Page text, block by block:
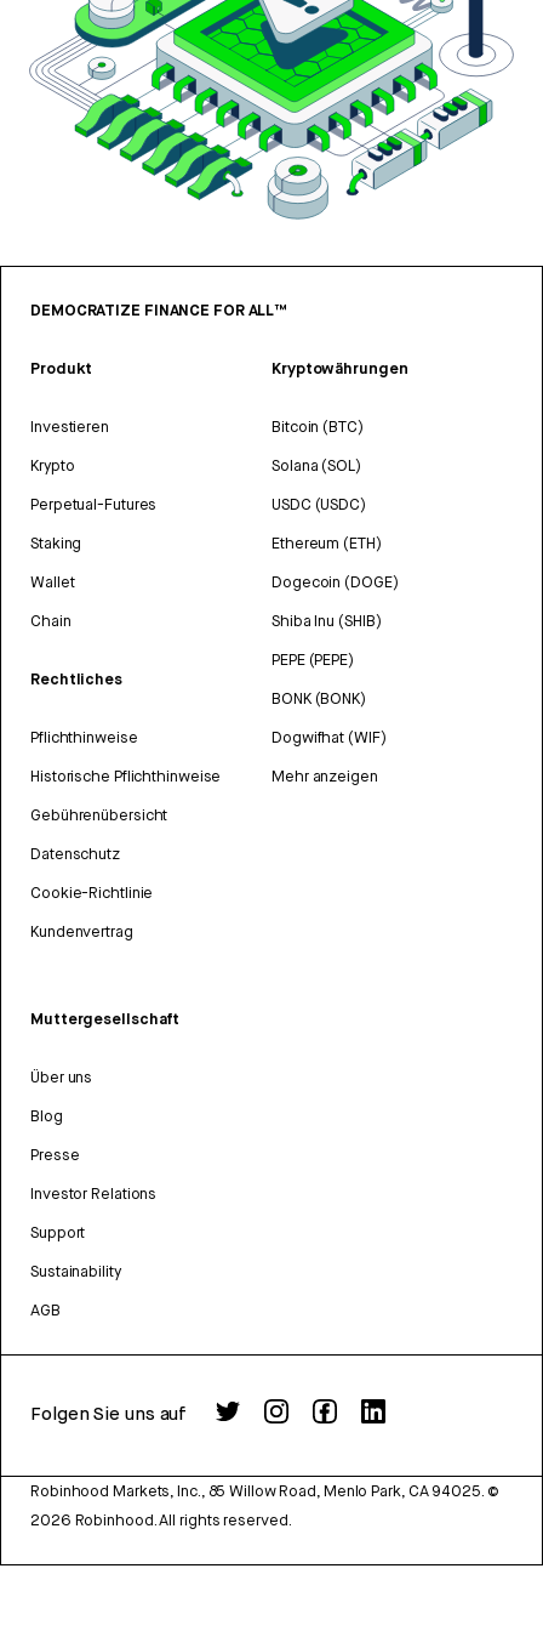
DEMOCRATIZE FINANCE FOR ALL™
Produkt
Investieren
Krypto
Perpetual-Futures
Staking
Wallet
Chain
Rechtliches
Pflichthinweise
Historische Pflichthinweise
Gebührenübersicht
Datenschutz
Cookie-Richtlinie
Kundenvertrag
Kryptowährungen
Bitcoin (BTC)
Solana (SOL)
USDC (USDC)
Ethereum (ETH)
Dogecoin (DOGE)
Shiba Inu (SHIB)
PEPE (PEPE)
BONK (BONK)
Dogwifhat (WIF)
Mehr anzeigen
Muttergesellschaft
Über uns
Blog
Presse
Investor Relations
Support
Sustainability
AGB
Folgen Sie uns auf
Robinhood Markets, Inc., 85 Willow Road, Menlo Park, CA 94025. ©
2026 Robinhood. All rights reserved.